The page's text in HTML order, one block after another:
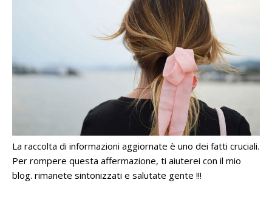
La raccolta di informazioni aggiornate è uno dei fatti cruciali.
Per rompere questa affermazione, ti aiuterei con il mio
blog. rimanete sintonizzati e salutate gente !!!